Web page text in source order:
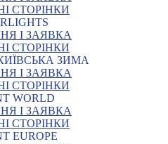
СТОРІНКИ
І ЗАЯВКА
СТОРІНКИ
ЗИМА
І ЗАЯВКА
СТОРІНКИ
WORLD
І ЗАЯВКА
СТОРІНКИ
EUROPE